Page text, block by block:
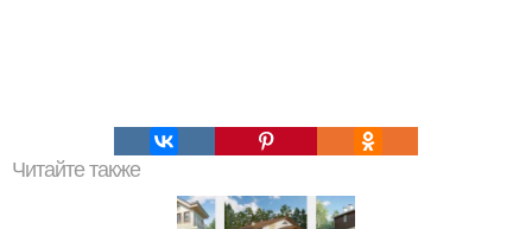
Читайте также